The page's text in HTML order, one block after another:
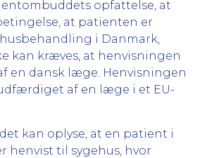
opfattelse, at
at patienten er
i Danmark,
kan kræves, at henvisningen
en dansk læge. Henvisningen
af en læge i et EU-
kan oplyse, at en patient i
henvist til sygehus, hvor